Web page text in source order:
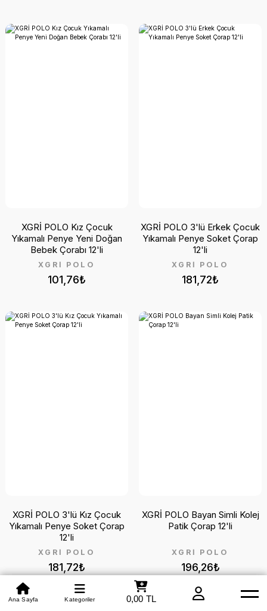
Beden Tablosu Mağazamız Whatsapp Yardım Hakkımızda
Ana Sayfa Kategoriler 0,00 TL
101,76₺
XGRİ POLO
XGRİ POLO Kız Çocuk
Yıkamalı Penye Yeni Doğan
Bebek Çorabı 12'li
181,72₺
XGRİ POLO
XGRİ POLO 3'lü Erkek Çocuk
Yıkamalı Penye Soket Çorap
12'li
181,72₺
XGRİ POLO
XGRİ POLO 3'lü Kız Çocuk
Yıkamalı Penye Soket Çorap
12'li
196,26₺
XGRİ POLO
XGRİ POLO Bayan Simli Kolej
Patik Çorap 12'li